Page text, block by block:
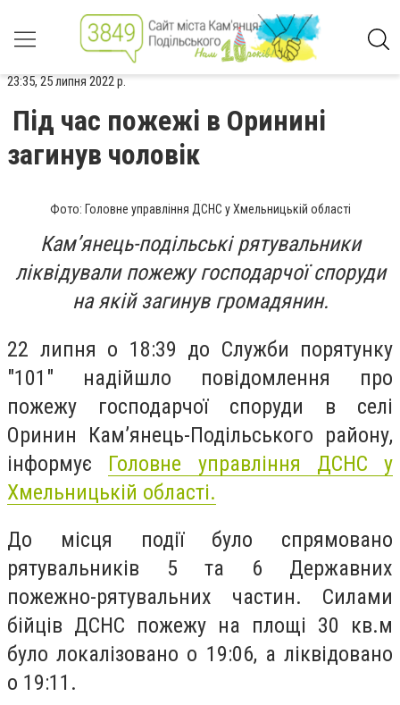
23:35, 25 липня 2022 р.
Під час пожежі в Оринині
загинув чоловік
Фото: Головне управління ДСНС у Хмельницькій області
Кам’янець-подільські рятувальники
ліквідували пожежу господарчої споруди
на якій загинув громадянин.
22 липня о 18:39 до Служби порятунку
"101" надійшло повідомлення про
пожежу господарчої споруди в селі
Оринин Кам’янець-Подільського району,
інформує Головне управління ДСНС у
Хмельницькій області.
До місця події було спрямовано
рятувальників 5 та 6 Державних
пожежно-рятувальних частин. Силами
бійців ДСНС пожежу на площі 30 кв.м
було локалізовано о 19:06, а ліквідовано
о 19:11.